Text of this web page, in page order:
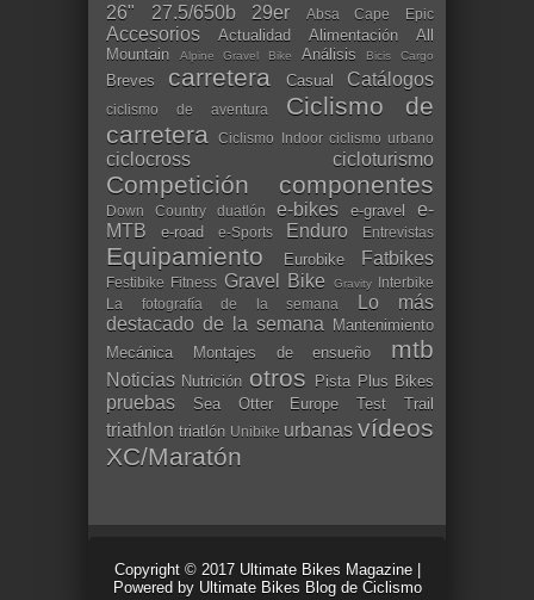
26" 27.5/650b 29er Absa Cape Epic
Accesorios Actualidad Alimentación
All
Mountain
Alpine Gravel Bike Análisis Bicis Cargo
Breves carretera Casual Catálogos
ciclismo de aventura
Ciclismo de
carretera
Ciclismo Indoor ciclismo urbano
ciclocross cicloturismo
Competición componentes
Down Country duatlón e-bikes e-gravel
e-
MTB
e-road e-Sports Enduro Entrevistas
Equipamiento Eurobike Fatbikes
Festibike Fitness Gravel Bike Gravity Interbike
La fotografía de la semana
Lo más
destacado de la semana Mantenimiento
Mecánica
Montajes de ensueño mtb
Noticias Nutrición otros Pista Plus Bikes
pruebas Sea Otter Europe Test Trail
triathlon triatlón Unibike urbanas vídeos
XC/Maratón
Copyright © 2017 Ultimate Bikes Magazine|
Powered by Ultimate Bikes Blog de Ciclismo